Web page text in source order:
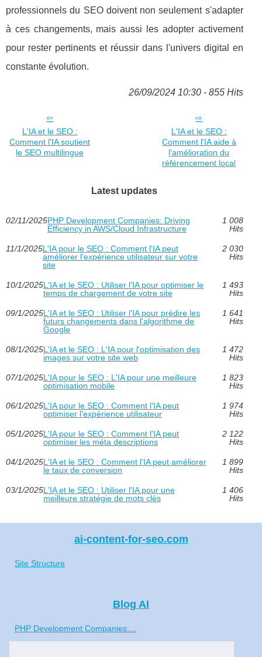
professionnels du SEO doivent non seulement s'adapter
à ces changements, mais aussi les adopter activement
pour rester pertinents et réussir dans l'univers digital en
constante évolution.
26/09/2024 10:30 - 855 Hits
L'IA et le SEO :
Comment l'IA soutient
le SEO multilingue
L'IA et le SEO :
Comment l'IA aide à
l'amélioration du
référencement local
Latest updates
02/11/2025PHP Development Companies: Driving
Efficiency in AWS/Cloud Infrastructure
1 008
Hits
11/1/2025L'IA pour le SEO : Comment l'IA peut
améliorer l'expérience utilisateur sur votre
site
2 030
Hits
10/1/2025L'IA et le SEO : Utiliser l'IA pour optimiser le
temps de chargement de votre site
1 493
Hits
09/1/2025L'IA et le SEO : Utiliser l'IA pour prédire les
futurs changements dans l'algorithme de
Google
1 641
Hits
08/1/2025L'IA et le SEO : L'IA pour l'optimisation des
images sur votre site web
1 472
Hits
07/1/2025L'IA pour le SEO : L'IA pour une meilleure
optimisation mobile
1 823
Hits
06/1/2025L'IA pour le SEO : Comment l'IA peut
optimiser l'expérience utilisateur
1 974
Hits
05/1/2025L'IA pour le SEO : Comment l'IA peut
optimiser les méta descriptions
2 122
Hits
04/1/2025L'IA et le SEO : Comment l'IA peut améliorer
le taux de conversion
1 899
Hits
03/1/2025L'IA et le SEO : Utiliser l'IA pour une
meilleure stratégie de mots clés
1 406
Hits
ai-content-for-seo.com
Site Structure
Blog AI
PHP Development Companies:...